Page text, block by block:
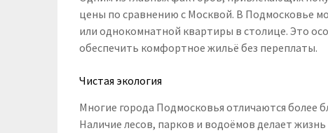
цены по сравнению с Москвой. В Подмосковье
или однокомнатной квартиры в столице. Это
обеспечить комфортное жильё без переплаты.
Чистая экология
Многие города Подмосковья отличаются более
Наличие лесов, парков и водоёмов делает